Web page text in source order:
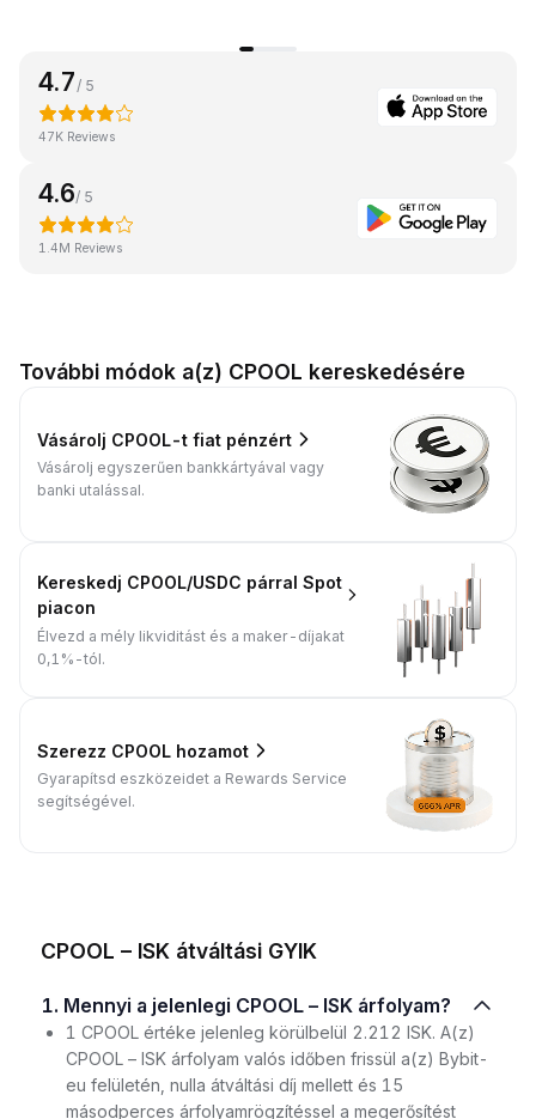
4.7/ 5
47K Reviews
4.6/ 5
1.4M Reviews
További módok a(z) CPOOL kereskedésére
Vásárolj CPOOL-t fiat pénzért
Vásárolj egyszerűen bankkártyával vagy
banki utalással.
Kereskedj CPOOL/USDC párral Spot
piacon
Élvezd a mély likviditást és a maker-díjakat
0,1%-tól.
Szerezz CPOOL hozamot
Gyarapítsd eszközeidet a Rewards Service
segítségével.
CPOOL – ISK átváltási GYIK
1. Mennyi a jelenlegi CPOOL – ISK árfolyam?
1 CPOOL értéke jelenleg körülbelül 2.212 ISK. A(z)
CPOOL – ISK árfolyam valós időben frissül a(z) Bybit-
eu felületén, nulla átváltási díj mellett és 15
másodperces árfolyamrögzítéssel a megerősítést